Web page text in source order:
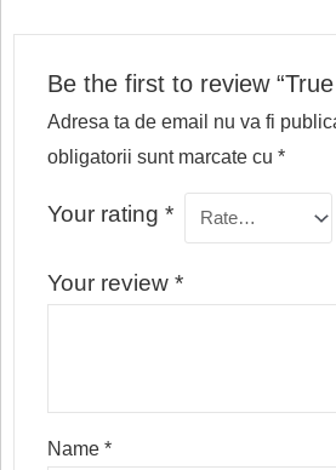
Be the first to review
Adresa ta de email nu va fi
obligatorii sunt marcate cu *
Your rating *
Your review *
Name *